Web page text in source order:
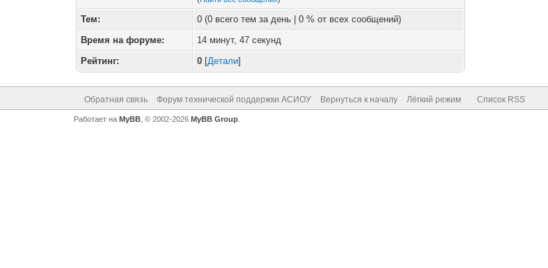
Тем:
0 (0 всего тем за день | 0 % от всех сообщений)
Время на форуме:
14 минут, 47 секунд
Рейтинг:
0 [Детали]
Обратная связь Форум технической поддержки АСИОУ Вернуться к началу Лёгкий режим Список RSS
Работает на MyBB, © 2002-2026 MyBB Group.